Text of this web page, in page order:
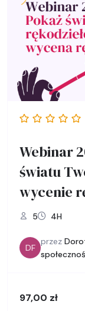
Webinar
światu
wycenie
5 4H
DF
przez
97,00 zł